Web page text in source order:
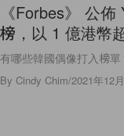
《Forbes》 公
榜，以 1 億港幣
有哪些韓國偶像打入榜單
By Cindy Chim/2021年12